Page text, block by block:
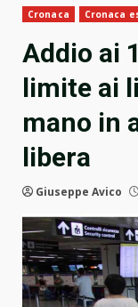
Cronaca Cronaca
Addio ai
limite ai
mano in
libera
Giuseppe Avico